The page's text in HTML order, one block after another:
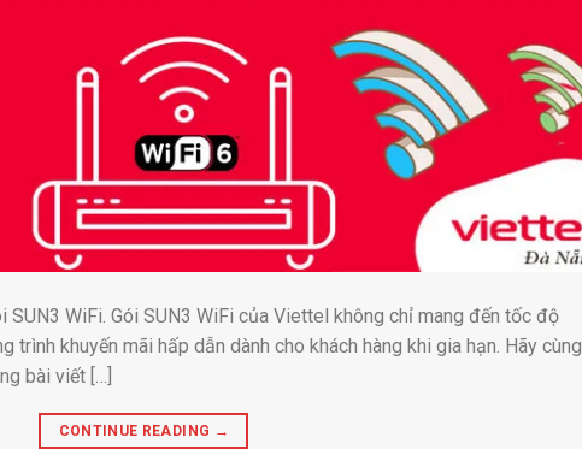
SUN3 WiFi. Gói SUN3 WiFi của Viettel không chỉ mang đến tốc độ
trình khuyến mãi hấp dẫn dành cho khách hàng khi gia hạn. Hãy cùng
bài viết […]
CONTINUE READING →